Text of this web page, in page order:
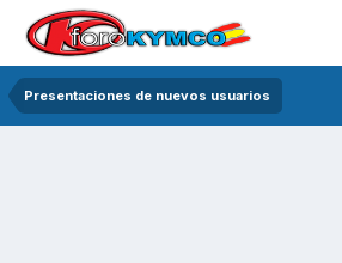
Presentaciones de nuevos usuarios